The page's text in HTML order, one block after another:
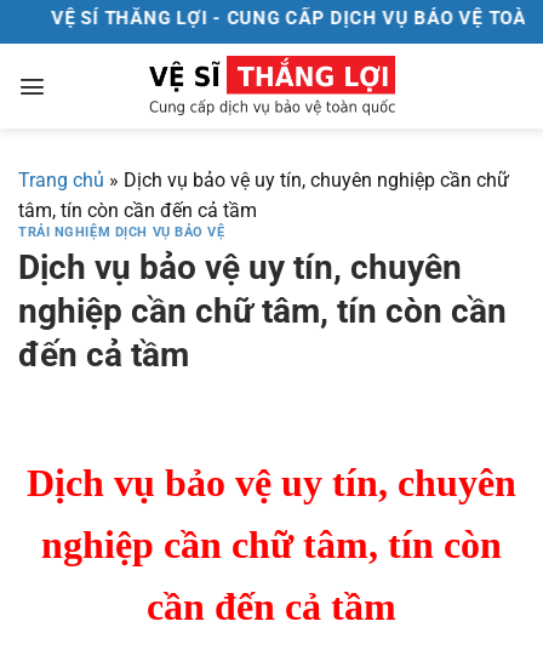
Chuyển
đến
nội
VỆ SÍ THẮNG LỢI - CUNG CẤP DỊCH VỤ BẢO VỆ TOÀN
Trang chủ » Dịch vụ bảo vệ uy tín, chuyên nghiệp cần chữ
tâm, tín còn cần đến cả tầm
TRẢI NGHIỆM DỊCH VỤ BẢO VỆ
Dịch vụ bảo vệ uy tín, chuyên
nghiệp cần chữ tâm, tín còn cần
đến cả tầm
Dịch vụ bảo vệ uy tín, chuyên
nghiệp cần chữ tâm, tín còn
cần đến cả tầm